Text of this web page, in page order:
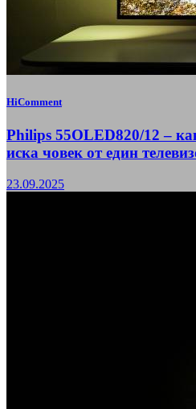
HiComment
Philips 55OLED820/12 –
иска човек от един
23.09.2025